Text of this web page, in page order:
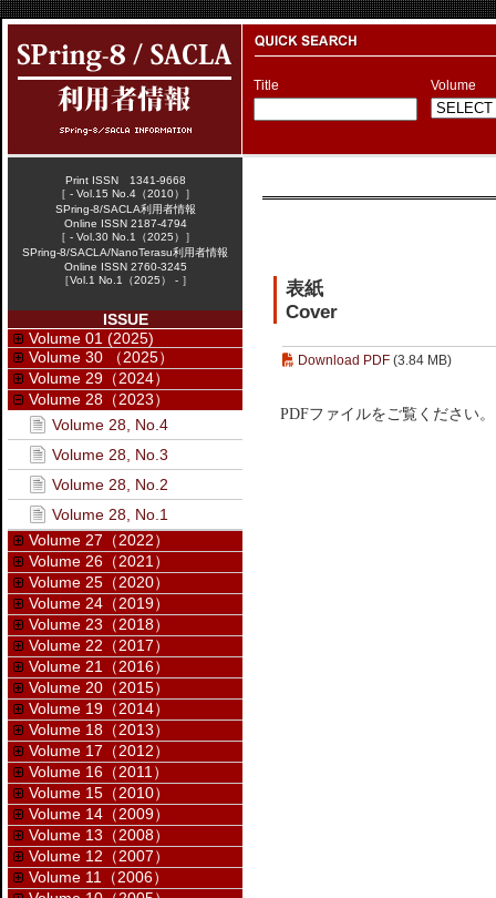
Title Volume
表紙
Cover
Download PDF (3.84 MB)
PDFファイルをご覧ください。
Print ISSN 1341-9668
［ - Vol.15 No.4（2010）］
SPring-8/SACLA利用者情報
Online ISSN 2187-4794
［ - Vol.30 No.1（2025）］
SPring-8/SACLA/NanoTerasu利用者情報
Online ISSN 2760-3245
［Vol.1 No.1（2025） - ］
ISSUE
Volume 01 (2025)
Volume 30 （2025）
Volume 29（2024）
Volume 28（2023）
Volume 28, No.4
Volume 28, No.3
Volume 28, No.2
Volume 28, No.1
Volume 27（2022）
Volume 26（2021）
Volume 25（2020）
Volume 24（2019）
Volume 23（2018）
Volume 22（2017）
Volume 21（2016）
Volume 20（2015）
Volume 19（2014）
Volume 18（2013）
Volume 17（2012）
Volume 16（2011）
Volume 15（2010）
Volume 14（2009）
Volume 13（2008）
Volume 12（2007）
Volume 11（2006）